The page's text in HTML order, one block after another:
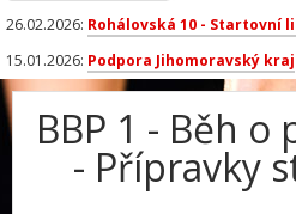
26.02.2026: Rohálovská 10 - Startovní
15.01.2026: Podpora Jihomoravský kraj
BBP 1 - Běh o
- Přípravky